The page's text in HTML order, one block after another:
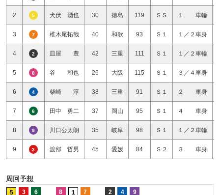
2 5 犬伏 湧也 30 徳島 119 ＳＳ １ 車輪
3 7 椎木尾拓哉 40 和歌 93 Ｓ１ １／２車身
4 2 皿屋 豊 42 三重 111 Ｓ１ １／２車輪
5 8 谷 和也 26 大阪 115 Ｓ１ ３／４車身
6 4 柴崎 淳 38 三重 91 Ｓ１ ２ 車身
7 6 田中 勇二 37 岡山 95 Ｓ１ ４ 車身
8 9 川口公太朗 35 岐阜 98 Ｓ１ １／２車輪
9 3 渡部 哲男 45 愛媛 84 Ｓ２ ３ 車身
周回予想
5 3 6 8 1 7 2 4 9